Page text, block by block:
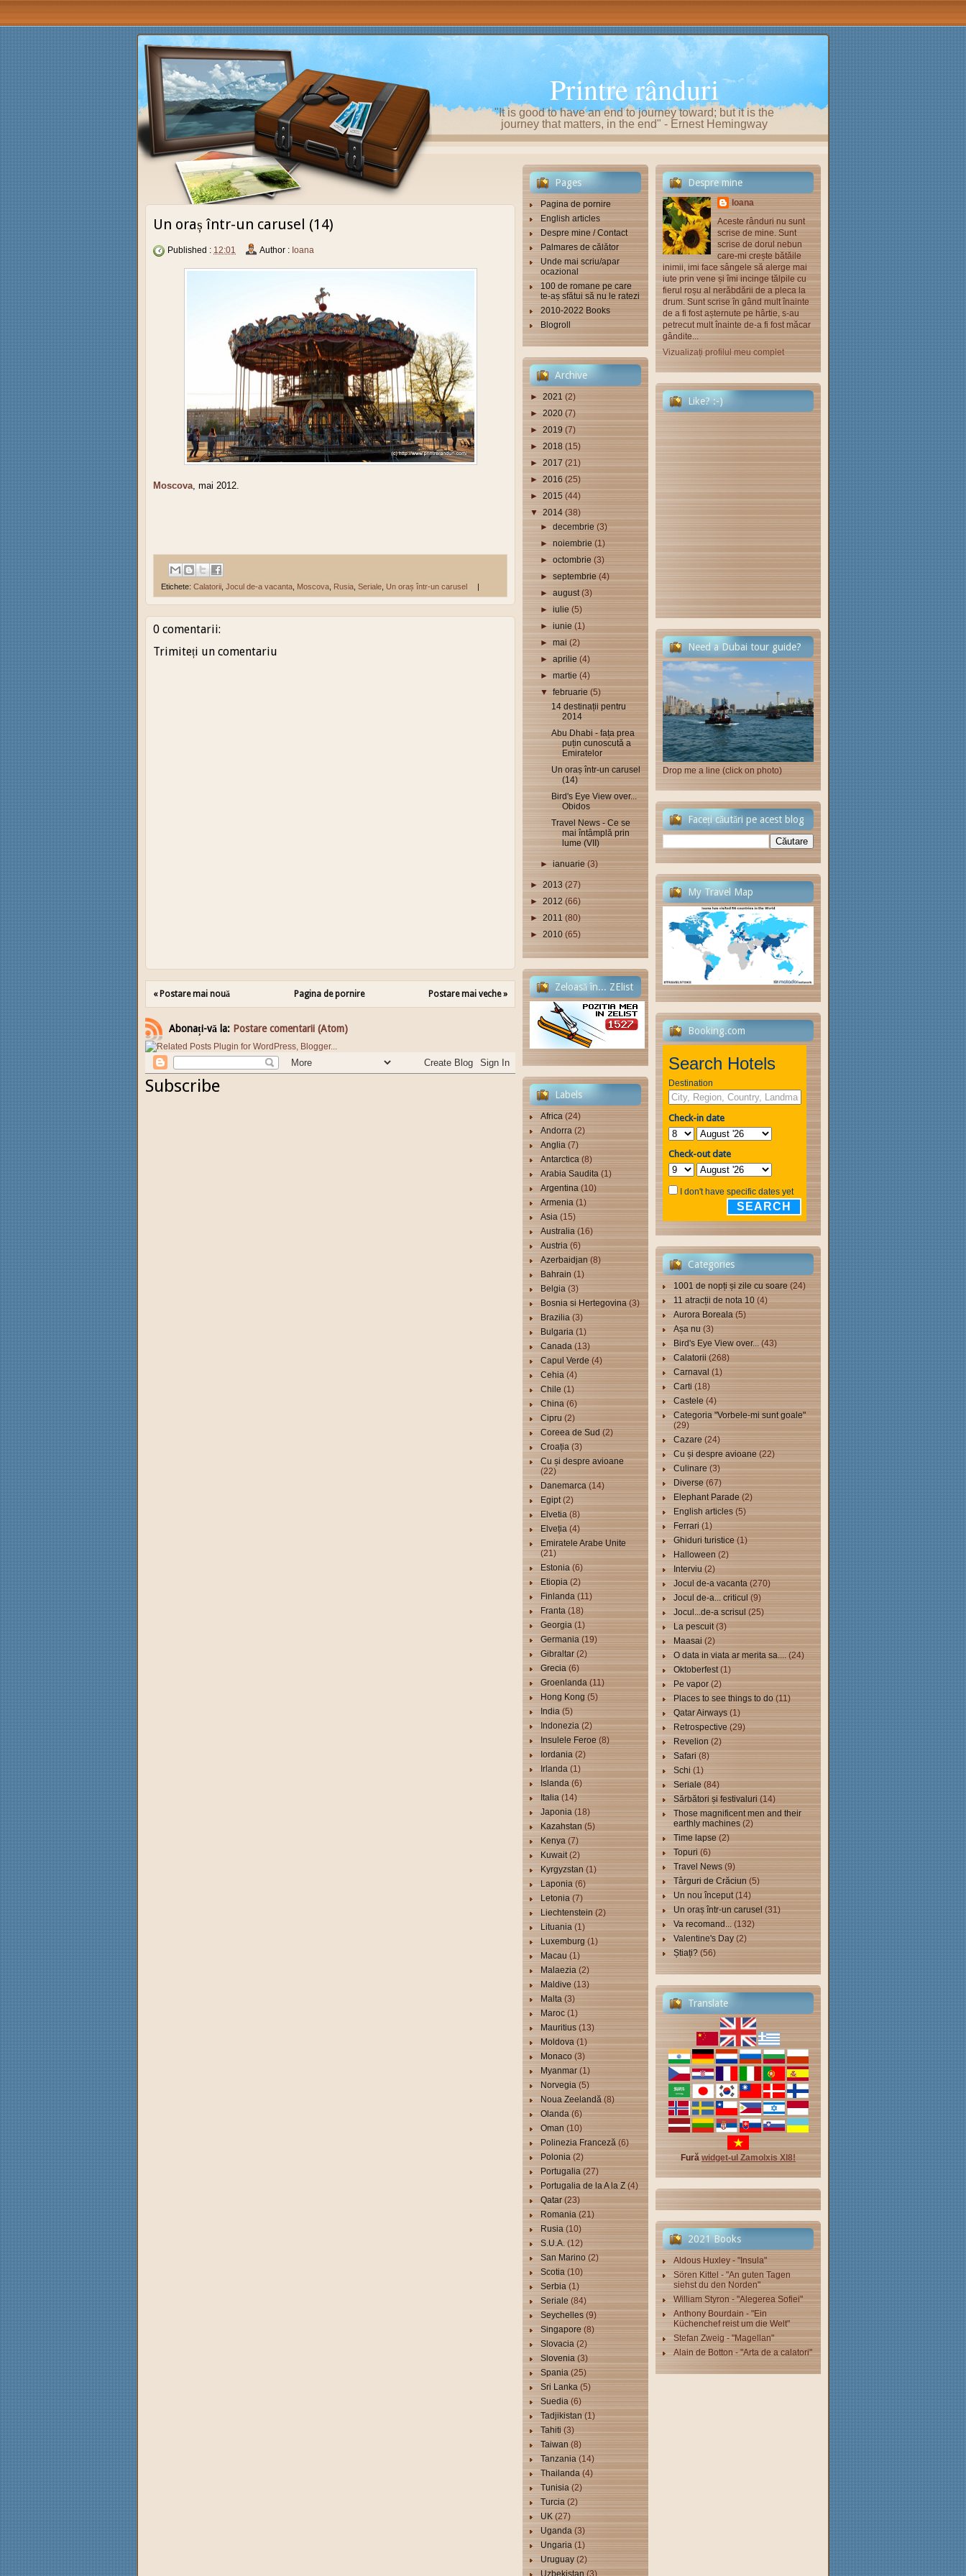
Printre rânduri
"It is good to have an end to journey toward; but it is the
journey that matters, in the end" - Ernest Hemingway
Un oraș într-un carusel (14)
Published : 12:01 Author : Ioana
Moscova, mai 2012.
Etichete: Calatorii Jocul de-a vacanta Moscova Rusia Seriale Un oraș într-un carusel |
0 comentarii:
Trimiteți un comentariu
« Postare mai nouă Postare mai veche »
Pagina de pornire
Abonați-vă la: Postare comentarii (Atom)
Subscribe
Pages
Pagina de pornire
English articles
Despre mine / Contact
Palmares de călător
Unde mai scriu/apar
ocazional
100 de romane pe care
te-aș sfătui să nu le ratezi
2010-2022 Books
Blogroll
Archive
► 2021 (2)
► 2020 (7)
► 2019 (7)
► 2018 (15)
► 2017 (21)
► 2016 (25)
► 2015 (44)
▼ 2014 (38)
►decembrie (3)
►noiembrie (1)
►octombrie (3)
►septembrie (4)
►august (3)
►iulie (5)
►iunie (1)
►mai (2)
►aprilie (4)
►martie (4)
▼februarie (5)
14 destinații pentru
2014
Abu Dhabi - fața prea
puțin cunoscută a
Emiratelor
Un oraș într-un carusel
(14)
Bird's Eye View over...
Obidos
Travel News - Ce se
mai întâmplă prin
lume (VII)
►ianuarie (3)
► 2013 (27)
►2012 (66)
►2011 (80)
► 2010 (65)
Zeloasă în... ZElist
:-)
Labels
Africa (24)
Andorra (2)
Anglia (7)
Antarctica (8)
Arabia Saudita (1)
Argentina (10)
Armenia (1)
Asia (15)
Australia (16)
Austria (6)
Azerbaidjan (8)
Bahrain (1)
Belgia (3)
Bosnia si Hertegovina (3)
Brazilia (3)
Bulgaria (1)
Canada (13)
Capul Verde (4)
Cehia (4)
Chile (1)
China (6)
Cipru (2)
Coreea de Sud (2)
Croația (3)
Cu și despre avioane
(22)
Danemarca (14)
Egipt (2)
Elvetia (8)
Elveția (4)
Emiratele Arabe Unite
(21)
Estonia (6)
Etiopia (2)
Finlanda (11)
Franta (18)
Georgia (1)
Germania (19)
Gibraltar (2)
Grecia (6)
Groenlanda (11)
Hong Kong (5)
India (5)
Indonezia (2)
Insulele Feroe (8)
Iordania (2)
Irlanda (1)
Islanda (6)
Italia (14)
Japonia (18)
Kazahstan (5)
Kenya (7)
Kuwait (2)
Kyrgyzstan (1)
Laponia (6)
Letonia (7)
Liechtenstein (2)
Lituania (1)
Luxemburg (1)
Macau (1)
Malaezia (2)
Maldive (13)
Malta (3)
Maroc (1)
Mauritius (13)
Moldova (1)
Monaco (3)
Myanmar (1)
Norvegia (5)
Noua Zeelandă (8)
Olanda (6)
Oman (10)
Polinezia Franceză (6)
Polonia (2)
Portugalia (27)
Portugalia de la A la Z (4)
Qatar (23)
Romania (21)
Rusia (10)
S.U.A. (12)
San Marino (2)
Scotia (10)
Serbia (1)
Seriale (84)
Seychelles (9)
Singapore (8)
Slovacia (2)
Slovenia (3)
Spania (25)
Sri Lanka (5)
Suedia (6)
Tadjikistan (1)
Tahiti (3)
Taiwan (8)
Tanzania (14)
Thailanda (4)
Tunisia (2)
Turcia (2)
UK (27)
Uganda (3)
Ungaria (1)
Uruguay (2)
Uzbekistan (3)
Despre mine
Ioana
Aceste rânduri nu sunt
scrise de mine. Sunt
scrise de dorul nebun
care-mi crește bătăile
inimii, imi face sângele să alerge mai
iute prin vene și îmi incinge tălpile cu
fierul roșu al nerăbdării de a pleca la
drum. Sunt scrise în gând mult înainte
de a fi fost așternute pe hârtie, s-au
petrecut mult înainte de-a fi fost măcar
gândite...
Vizualizați profilul meu complet
Like? :-)
Need a Dubai tour guide?
Drop me a line (click on photo)
Faceți căutări pe acest blog
My Travel Map
Booking.com
Search Hotels
Destination
Check-in date
Check-out date
I don't have specific dates yet
SEARCH
Categories
1001 de nopți și zile cu soare (24)
11 atracții de nota 10 (4)
Aurora Boreala (5)
Așa nu (3)
Bird's Eye View over... (43)
Calatorii (268)
Carnaval (1)
Carti (18)
Castele (4)
Categoria "Vorbele-mi sunt goale"
(29)
Cazare (24)
Cu și despre avioane (22)
Culinare (3)
Diverse (67)
Elephant Parade (2)
English articles (5)
Ferrari (1)
Ghiduri turistice (1)
Halloween (2)
Interviu (2)
Jocul de-a vacanta (270)
Jocul de-a... criticul (9)
Jocul...de-a scrisul (25)
La pescuit (3)
Maasai (2)
O data in viata ar merita sa.... (24)
Oktoberfest (1)
Pe vapor (2)
Places to see things to do (11)
Qatar Airways (1)
Retrospective (29)
Revelion (2)
Safari (8)
Schi (1)
Seriale (84)
Sărbători și festivaluri (14)
Those magnificent men and their
earthly machines (2)
Time lapse (2)
Topuri (6)
Travel News (9)
Târguri de Crăciun (5)
Un nou început (14)
Un oraș într-un carusel (31)
Va recomand...
(132)
Valentine's Day (2)
Știați? (56)
Translate
Furăwidget-ul Zamolxis Xl8!
2021 Books
Aldous Huxley - "Insula"
Sören Kittel - "An guten Tagen
siehst du den Norden"
William Styron - "Alegerea Sofiei"
Anthony Bourdain - "Ein
Küchenchef reist um die Welt"
Stefan Zweig - "Magellan"
Alain de Botton - "Arta de a calatori"